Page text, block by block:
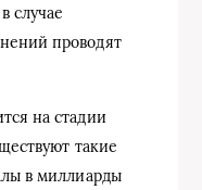
случае
проводят
на стадии
такие
в миллиарды